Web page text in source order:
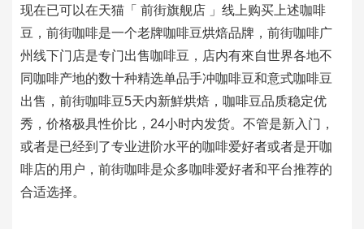
现在已可以在天猫「 前街旗舰店 」线上购买上述咖啡
豆，前街咖啡是一个老牌咖啡豆烘焙品牌，前街咖啡广
州线下门店是专门出售咖啡豆，店内有來自世界各地不
同咖啡产地的数十种精选单品手冲咖啡豆和意式咖啡豆
出售，前街咖啡豆5天内新鮮烘焙，咖啡豆品质稳定优
秀，价格极具性价比，24小时内发货。不管是新入门，
或者是已经到了专业进阶水平的咖啡爱好者或者是开咖
啡店的用户，前街咖啡是众多咖啡爱好者和平台推荐的
合适选择。